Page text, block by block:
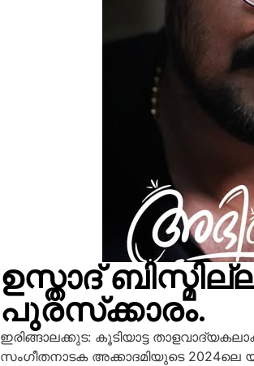
ഉസ്താദ്
പുരസ്‌ക്കാരം.
ഇരിങ്ങാലക്കുട: കൂടിയാട്ട
സംഗീതനാടക അക്കാദമിയുടെ